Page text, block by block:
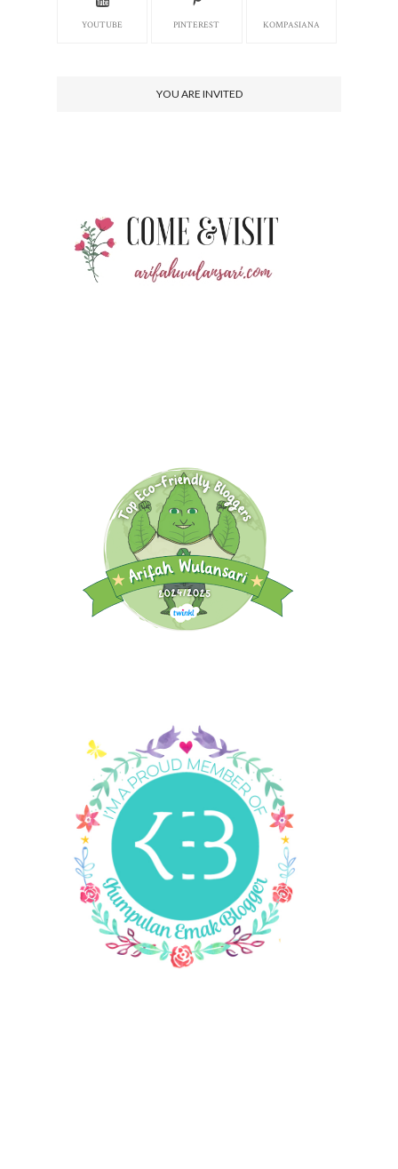
YOUTUBE PINTEREST KOMPASIANA
YOU ARE INVITED